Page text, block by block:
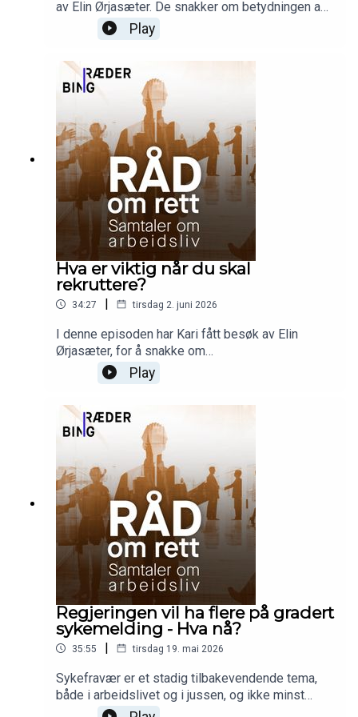
av Elin Ørjasæter. De snakker om betydningen av
å ha tariffavtaler og om lange linjer og andre
aktuelle temaer som opptar dem.
Play
Hva er viktig når du skal
rekruttere?
34:27 | tirsdag 2. juni 2026
I denne episoden har Kari fått besøk av Elin
Ørjasæter, for å snakke om
«Rekrutteringshåndboka» og temaer som er
viktige i en rekrutteringsprosess, enten du
Play
Regjeringen vil ha flere på gradert
sykemelding - Hva nå?
35:55 | tirsdag 19. mai 2026
Sykefravær er et stadig tilbakevendende tema,
både i arbeidslivet og i jussen, og ikke minst
dette med gradert, delvis sykemelding kontra